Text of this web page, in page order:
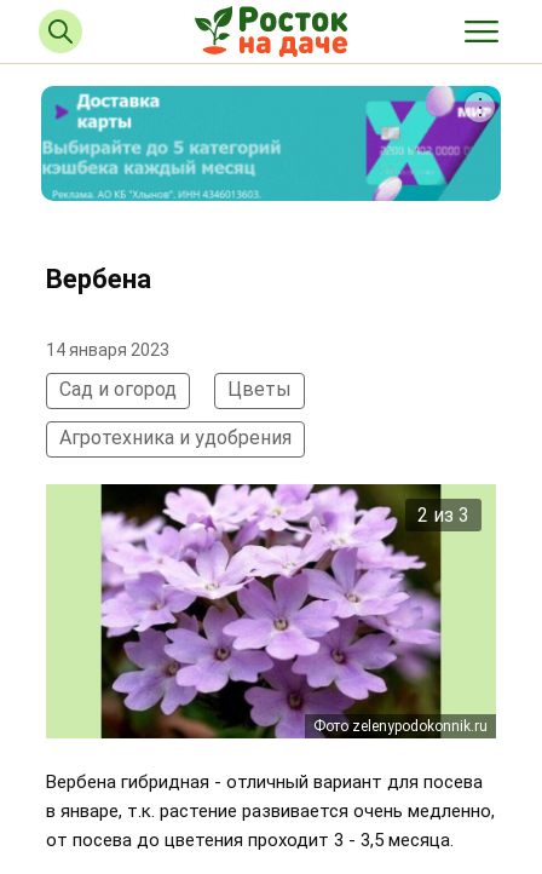
Вербена
14 января 2023
Сад и огород Цветы
Агротехника и удобрения
2 из 3
Фото agrodecor.ru
Фото zelenypodokonnik.ru
Фото http://dachnaya-zhizn.ru/
Вербена гибридная - отличный вариант для посева
в январе, т.к. растение развивается очень медленно,
от посева до цветения проходит 3 - 3,5 месяца.